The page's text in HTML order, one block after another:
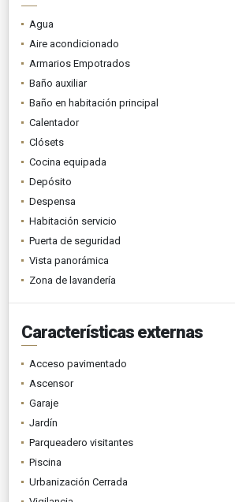
Agua
Aire acondicionado
Armarios Empotrados
Baño auxiliar
Baño en habitación principal
Calentador
Clósets
Cocina equipada
Depósito
Despensa
Habitación servicio
Puerta de seguridad
Vista panorámica
Zona de lavandería
Características externas
Acceso pavimentado
Ascensor
Garaje
Jardín
Parqueadero visitantes
Piscina
Urbanización Cerrada